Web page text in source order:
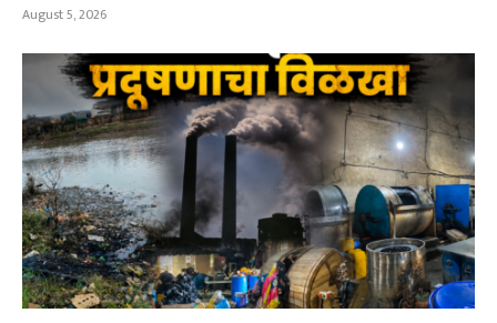
August 5, 2026